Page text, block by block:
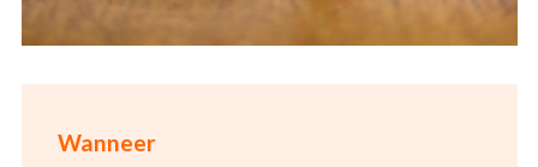
Wanneer